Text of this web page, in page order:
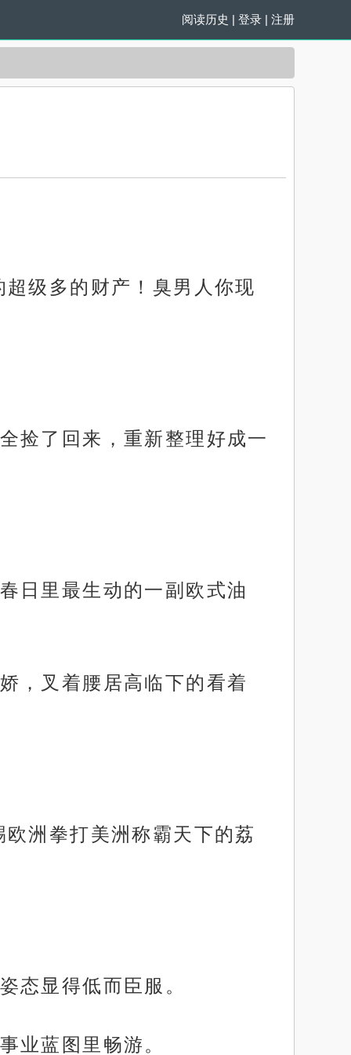
阅读历史 | 登录 | 注册
级多的财产！臭男人你现
捡了回来，重新整理好成一
日里最生动的一副欧式油
，叉着腰居高临下的看着
洲拳打美洲称霸天下的荔
态显得低而臣服。
业蓝图里畅游。